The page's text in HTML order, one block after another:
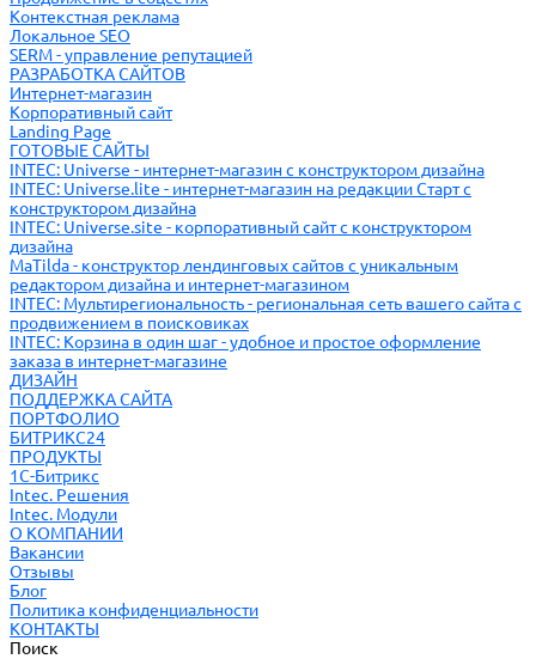
Контекстная реклама
Локальное SEO
SERM - управление репутацией
РАЗРАБОТКА САЙТОВ
Интернет-магазин
Корпоративный сайт
Landing Page
ГОТОВЫЕ САЙТЫ
INTEC: Universe - интернет-магазин с конструктором дизайна
INTEC: Universe.lite - интернет-магазин на редакции Старт с
конструктором дизайна
INTEC: Universe.site - корпоративный сайт с конструктором
дизайна
MaTilda - конструктор лендинговых сайтов с уникальным
редактором дизайна и интернет-магазином
INTEC: Мультирегиональность - региональная сеть вашего сайта с
продвижением в поисковиках
INTEC: Корзина в один шаг - удобное и простое оформление
заказа в интернет-магазине
ДИЗАЙН
ПОДДЕРЖКА САЙТА
ПОРТФОЛИО
БИТРИКС24
ПРОДУКТЫ
1С-Битрикс
Intec. Решения
Intec. Модули
О КОМПАНИИ
Вакансии
Отзывы
Блог
Политика конфиденциальности
КОНТАКТЫ
Поиск